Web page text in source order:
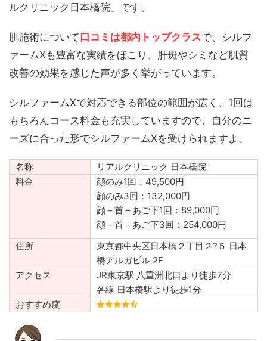
ルクリニック日本橋院」です。
肌施術について口コミは都内トップクラスで、シルフ
ァームXも豊富な実績をほこり、肝斑やシミなど肌質
改善の効果を感じた声が多く挙がっています。
シルファームXで対応できる部位の範囲が広く、1回は
もちろんコース料金も充実していますので、自分のニ
ーズに合った形でシルファームXを受けられますよ。
名称
リアルクリニック 日本橋院
料金
顔のみ1回：49,500円
顔のみ3回：132,000円
顔＋首＋あご下1回：89,000円
顔＋首＋あご下3回：254,000円
住所
東京都中央区日本橋２丁目２?５ 日本
橋アルガビル 2F
アクセス
JR東京駅 八重洲北口より徒歩7分
各線 日本橋駅より徒歩1分
おすすめ度